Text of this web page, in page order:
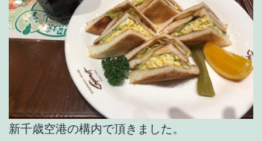
新千歳空港の構内で頂きました。